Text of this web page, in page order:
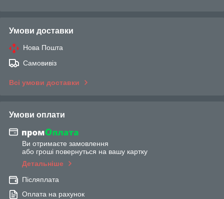
Умови доставки
Нова Пошта
Самовивіз
Всі умови доставки
Умови оплати
Ви отримаєте замовлення
або гроші повернуться на вашу картку
Детальніше
Післяплата
Оплата на рахунок